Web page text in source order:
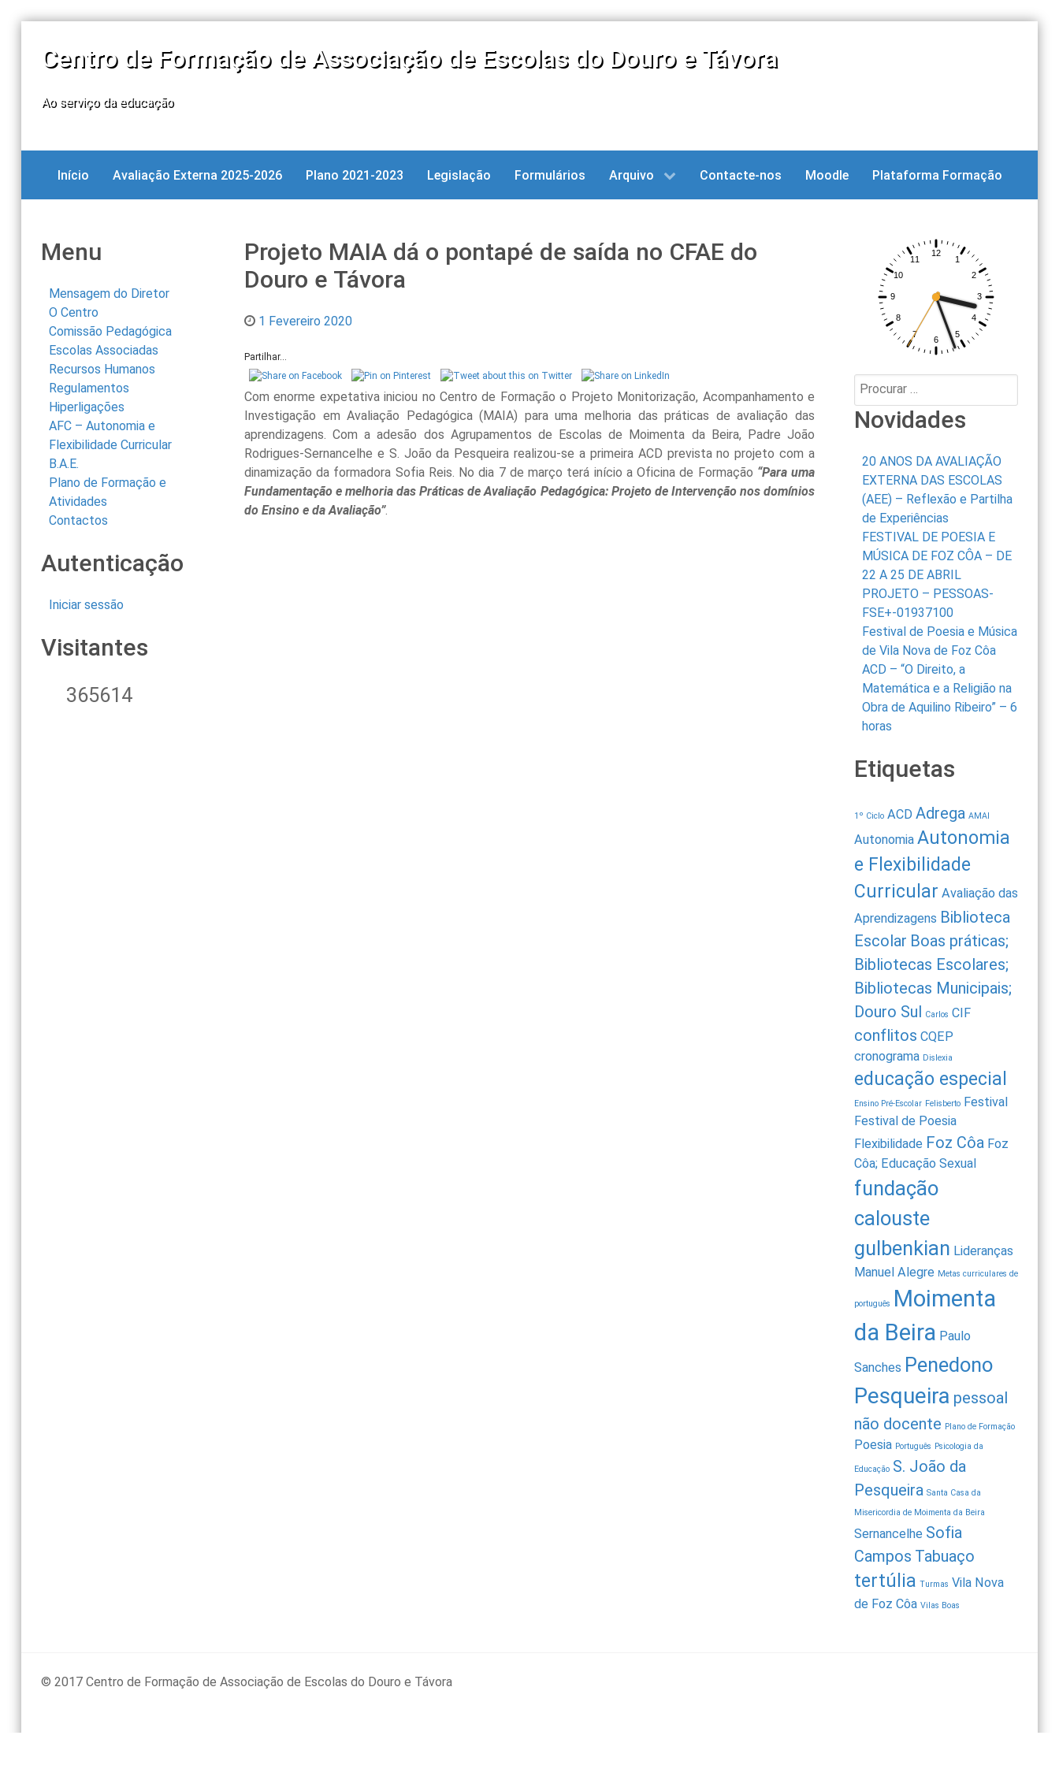
Centro de Formação de Associação de Escolas do Douro e Távora
Ao serviço da educação
Início Avaliação Externa 2025-2026 Plano 2021-2023 Legislação Formulários Arquivo Contacte-nos Moodle Plataforma Formação
Menu
Mensagem do Diretor
O Centro
Comissão Pedagógica
Escolas Associadas
Recursos Humanos
Regulamentos
Hiperligações
AFC – Autonomia e
Flexibilidade Curricular
B.A.E.
Plano de Formação e
Atividades
Contactos
Autenticação
Iniciar sessão
Visitantes
365614
Projeto MAIA dá o pontapé de saída no CFAE do
Douro e Távora
1 Fevereiro 2020
Partilhar...
Com enorme expetativa iniciou no Centro de Formação o Projeto Monitorização, Acompanhamento e
Investigação em Avaliação Pedagógica (MAIA) para uma melhoria das práticas de avaliação das
aprendizagens. Com a adesão dos Agrupamentos de Escolas de Moimenta da Beira, Padre João
Rodrigues-Sernancelhe e S. João da Pesqueira realizou-se a primeira ACD prevista no projeto com a
dinamização da formadora Sofia Reis. No dia 7 de março terá início a Oficina de Formação “Para uma
Fundamentação e melhoria das Práticas de Avaliação Pedagógica: Projeto de Intervenção nos domínios
do Ensino e da Avaliação”.
Procurar:
Novidades
20 ANOS DA AVALIAÇÃO
EXTERNA DAS ESCOLAS
(AEE) – Reflexão e Partilha
de Experiências
FESTIVAL DE POESIA E
MÚSICA DE FOZ CÔA – DE
22 A 25 DE ABRIL
PROJETO – PESSOAS-
FSE+-01937100
Festival de Poesia e Música
de Vila Nova de Foz Côa
ACD – “O Direito, a
Matemática e a Religião na
Obra de Aquilino Ribeiro” – 6
horas
Etiquetas
1º Ciclo ACD Adrega AMAI
Autonomia Autonomia
e Flexibilidade
Curricular Avaliação das
Aprendizagens Biblioteca
Escolar Boas práticas;
Bibliotecas Escolares;
Bibliotecas Municipais;
Douro Sul Carlos CIF
conflitos CQEP
cronograma Dislexia
educação especial
Ensino Pré-Escolar Felisberto Festival
Festival de Poesia
Flexibilidade Foz Côa Foz
Côa; Educação Sexual
fundação
calouste
gulbenkian Lideranças
Manuel Alegre Metas curriculares de
português Moimenta
da Beira Paulo
Sanches Penedono
Pesqueira pessoal
não docente Plano de Formação
Poesia Português Psicologia da
Educação S. João da
Pesqueira Santa Casa da
Misericordia de Moimenta da Beira
Sernancelhe Sofia
Campos Tabuaço
tertúlia Turmas Vila Nova
de Foz Côa Vilas Boas
© 2017 Centro de Formação de Associação de Escolas do Douro e Távora